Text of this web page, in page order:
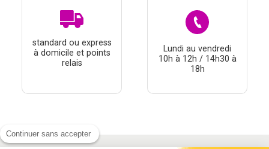
standard ou express
à domicile et points
relais
Lundi au vendredi
10h à 12h / 14h30 à
18h
Continuer sans accepter